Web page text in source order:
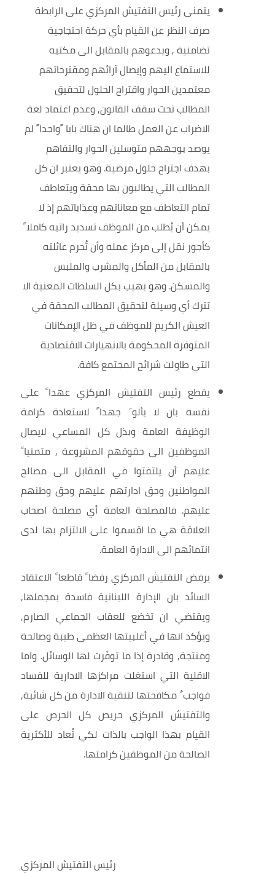
يتمنى رئيس التفتيش المركزي على الرابطة
صرف النظر عن القيام بأي حركة احتجاجية
تضامنية , ويدعوهم بالمقابل الى مكتبه
للاستماع اليهم وإيصال آرائهم ومقترحاتهم
معتمدين الحوار واقتراح الحلول لتحقيق
المطالب تحت سقف القانون, وعدم اعتماد لغة
الاضراب عن العمل طالما ان هناك باباﹰواحداﹰ لم
يوصد بوجههم متوسلين الحوار والتفاهم
بهدف اجتراح حلول مرضية. وهو يعتبر ان كل
المطالب التي يطالبون بها محقة ويتعاطف
تمام التعاطف مع معاناتهم وعذاباتهم إذ لا
يمكن أن يُطلب من الموظف تسديد راتبه كاملاﹰ
كأجور نقل إلى مركز عمله وأن تُحرم عائلته
بالمقابل من المأكل والمشرب والملبس
والمسكن. وهو يهيب بكل السلطات المعنية الا
تترك أي وسيلة لتحقيق المطالب المحقة في
العيش الكريم للموظف في ظل الإمكانات
المتوفرة المحكومة بالانهيارات الاقتصادية
التي طاولت شرائح المجتمع كافة.
يقطع رئيس التفتيش المركزي عهداﹰعلى
نفسه بان لا يألوﹶ جهداﹰلاستعادة كرامة
الوظيفة العامة وبذل كل المساعي لايصال
الموظفين الى حقوقهم المشروعة , متمنياﹰ
عليهم أن يلتفتوا في المقابل الى مصالح
المواطنين وحق ادارتهم عليهم وحق وطنهم
عليهم. فالمصلحة العامة أي مصلحة اصحاب
العلاقة هي ما اقسموا على الالتزام بها لدى
انتمائهم الى الادارة العامة.
يرفض التفتيش المركزي رفضاﹰ قاطعاﹰ الاعتقاد
السائد بان الإدارة اللبنانية فاسدة بمجملها,
ويقتضي ان تخضع للعقاب الجماعي الصارم,
ويؤكد انها في أغلبيتها العظمى طيبة وصالحة
ومنتجة, وقادرة إذا ما توفَرت لها الوسائل. واما
الاقلية التي استغلت مراكزها الادارية للفساد
فواجبﹲ مكافحتها لتنقية الادارة من كل شائبة,
والتفتيش المركزي حريص كل الحرص على
القيام بهذا الواجب بالذات لكي تُعاد للأكثرية
الصالحة من الموظفين كرامتها.
رئيس التفتيش المركزي